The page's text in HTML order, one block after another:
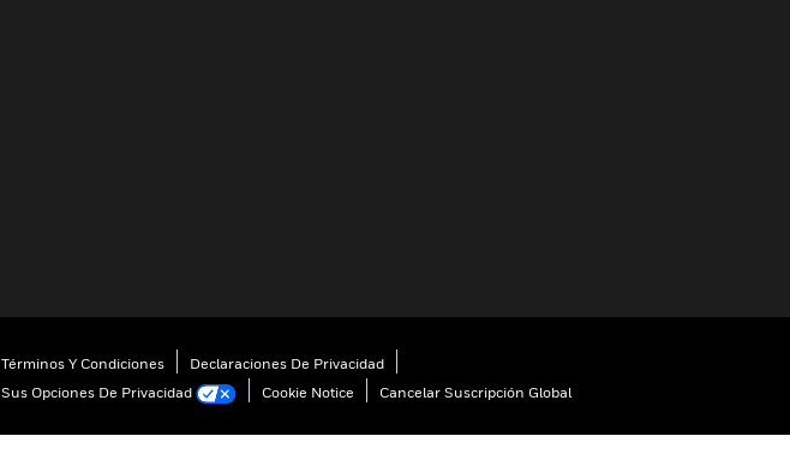
Términos Y Condiciones
Declaraciones De Privacidad
Sus Opciones De Privacidad
Cookie Notice Cancelar Suscripción Global